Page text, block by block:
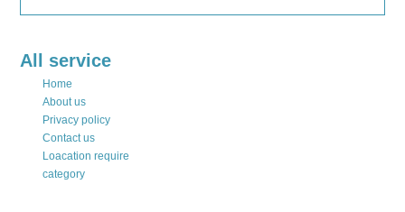
All service
Home
About us
Privacy policy
Contact us
Loacation require
category